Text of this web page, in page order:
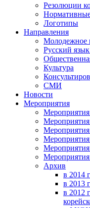
Резолюции
Логотипы
Направления
Молодежное
Русский
Культура
СМИ
Новости
Мероприятия
Мероприятия
Мероприятия
Мероприятия
Мероприятия
Мероприятия
Мероприятия
Архив
в 2014
в 2013
в 2012